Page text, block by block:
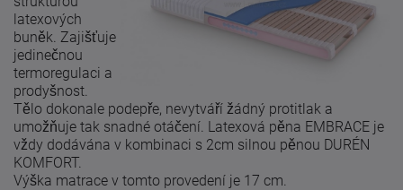
latexových
buněk. Zajišťuje
jedinečnou
termoregulaci a
prodyšnost.
Tělo dokonale podepře, nevytváří žádný protitlak a
umožňuje tak snadné otáčení. Latexová pěna EMBRACE je
vždy dodávána v kombinaci s 2cm silnou pěnou DURÉN
KOMFORT.
Výška matrace v tomto provedení je 17 cm.